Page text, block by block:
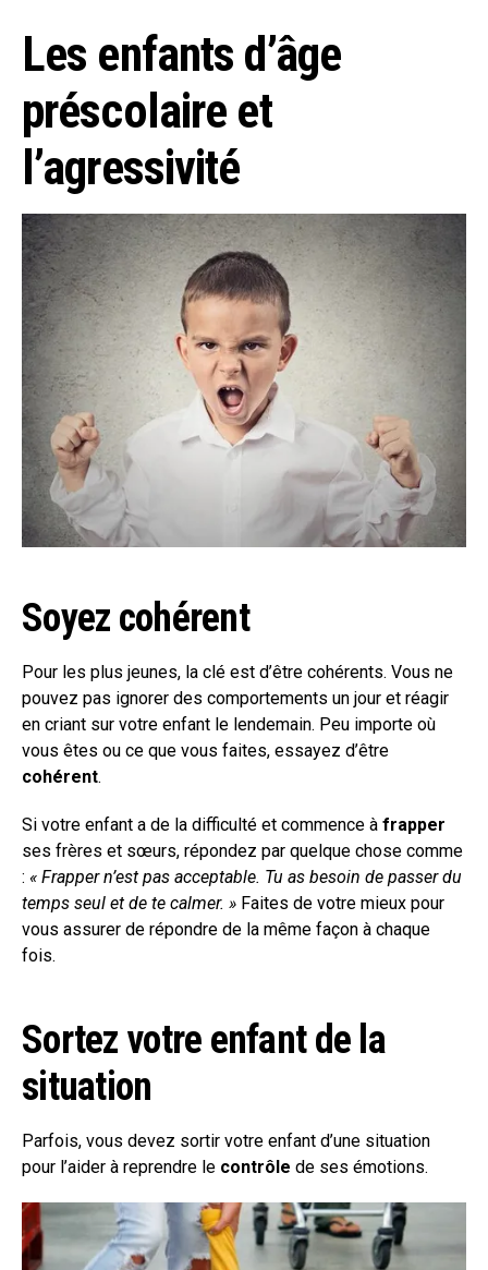
Les enfants d’âge
préscolaire et
l’agressivité
Soyez cohérent
Pour les plus jeunes, la clé est d’être cohérents. Vous ne
pouvez pas ignorer des comportements un jour et réagir
en criant sur votre enfant le lendemain. Peu importe où
vous êtes ou ce que vous faites, essayez d’être
cohérent.
Si votre enfant a de la difficulté et commence à frapper
ses frères et sœurs, répondez par quelque chose comme
: « Frapper n’est pas acceptable. Tu as besoin de passer du
temps seul et de te calmer. » Faites de votre mieux pour
vous assurer de répondre de la même façon à chaque
fois.
Sortez votre enfant de la
situation
Parfois, vous devez sortir votre enfant d’une situation
pour l’aider à reprendre le contrôle de ses émotions.